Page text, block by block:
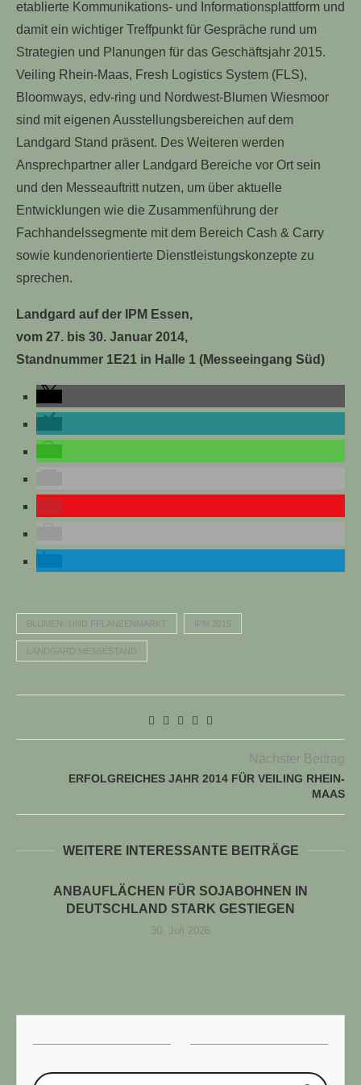
etablierte Kommunikations- und Informationsplattform und
damit ein wichtiger Treffpunkt für Gespräche rund um
Strategien und Planungen für das Geschäftsjahr 2015.
Veiling Rhein-Maas, Fresh Logistics System (FLS),
Bloomways, edv-ring und Nordwest-Blumen Wiesmoor
sind mit eigenen Ausstellungsbereichen auf dem
Landgard Stand präsent. Des Weiteren werden
Ansprechpartner aller Landgard Bereiche vor Ort sein
und den Messeauftritt nutzen, um über aktuelle
Entwicklungen wie die Zusammenführung der
Fachhandelssegmente mit dem Bereich Cash & Carry
sowie kundenorientierte Dienstleistungskonzepte zu
sprechen.
Landgard auf der IPM Essen,
vom 27. bis 30. Januar 2014,
Standnummer 1E21 in Halle 1 (Messeeingang Süd)
BLUMEN- UND PFLANZENMARKT IPM 2015
LANDGARD MESSESTAND
Nächster Beitrag
ERFOLGREICHES JAHR 2014 FÜR VEILING RHEIN-
MAAS
WEITERE INTERESSANTE BEITRÄGE
ANBAUFLÄCHEN FÜR SOJABOHNEN IN
DEUTSCHLAND STARK GESTIEGEN
30. Juli 2026